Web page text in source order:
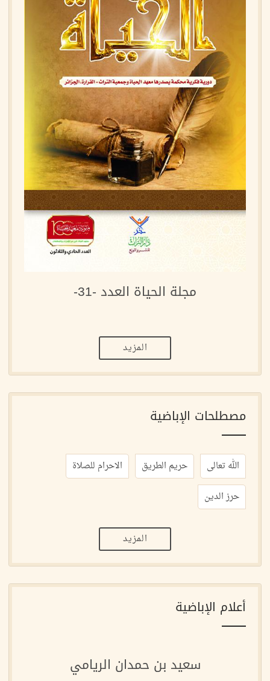
مجلة الحياة العدد -31-
المزيد
مصطلحات الإباضية
الله تعالى حريم الطريق
الاحرام للصلاة
حرز الدين
المزيد
أعلام الإباضية
سعيد بن حمدان الريامي